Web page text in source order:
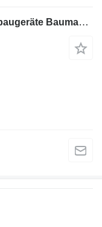
Demarec Sortiergreifer DRG 36 Anbaugeräte Baumaschinen Sortiergreifer 96